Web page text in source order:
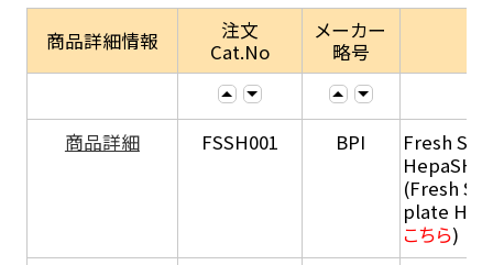
商品詳細情報
注文
Cat.No
メーカー
略号
商品詳細 FSSH001 BPI
Fresh
HepaSH®
(Fresh
plate
こちら)